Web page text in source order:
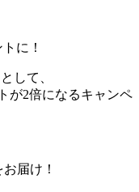
に！
して、
が2倍になるキャンペ
届け！